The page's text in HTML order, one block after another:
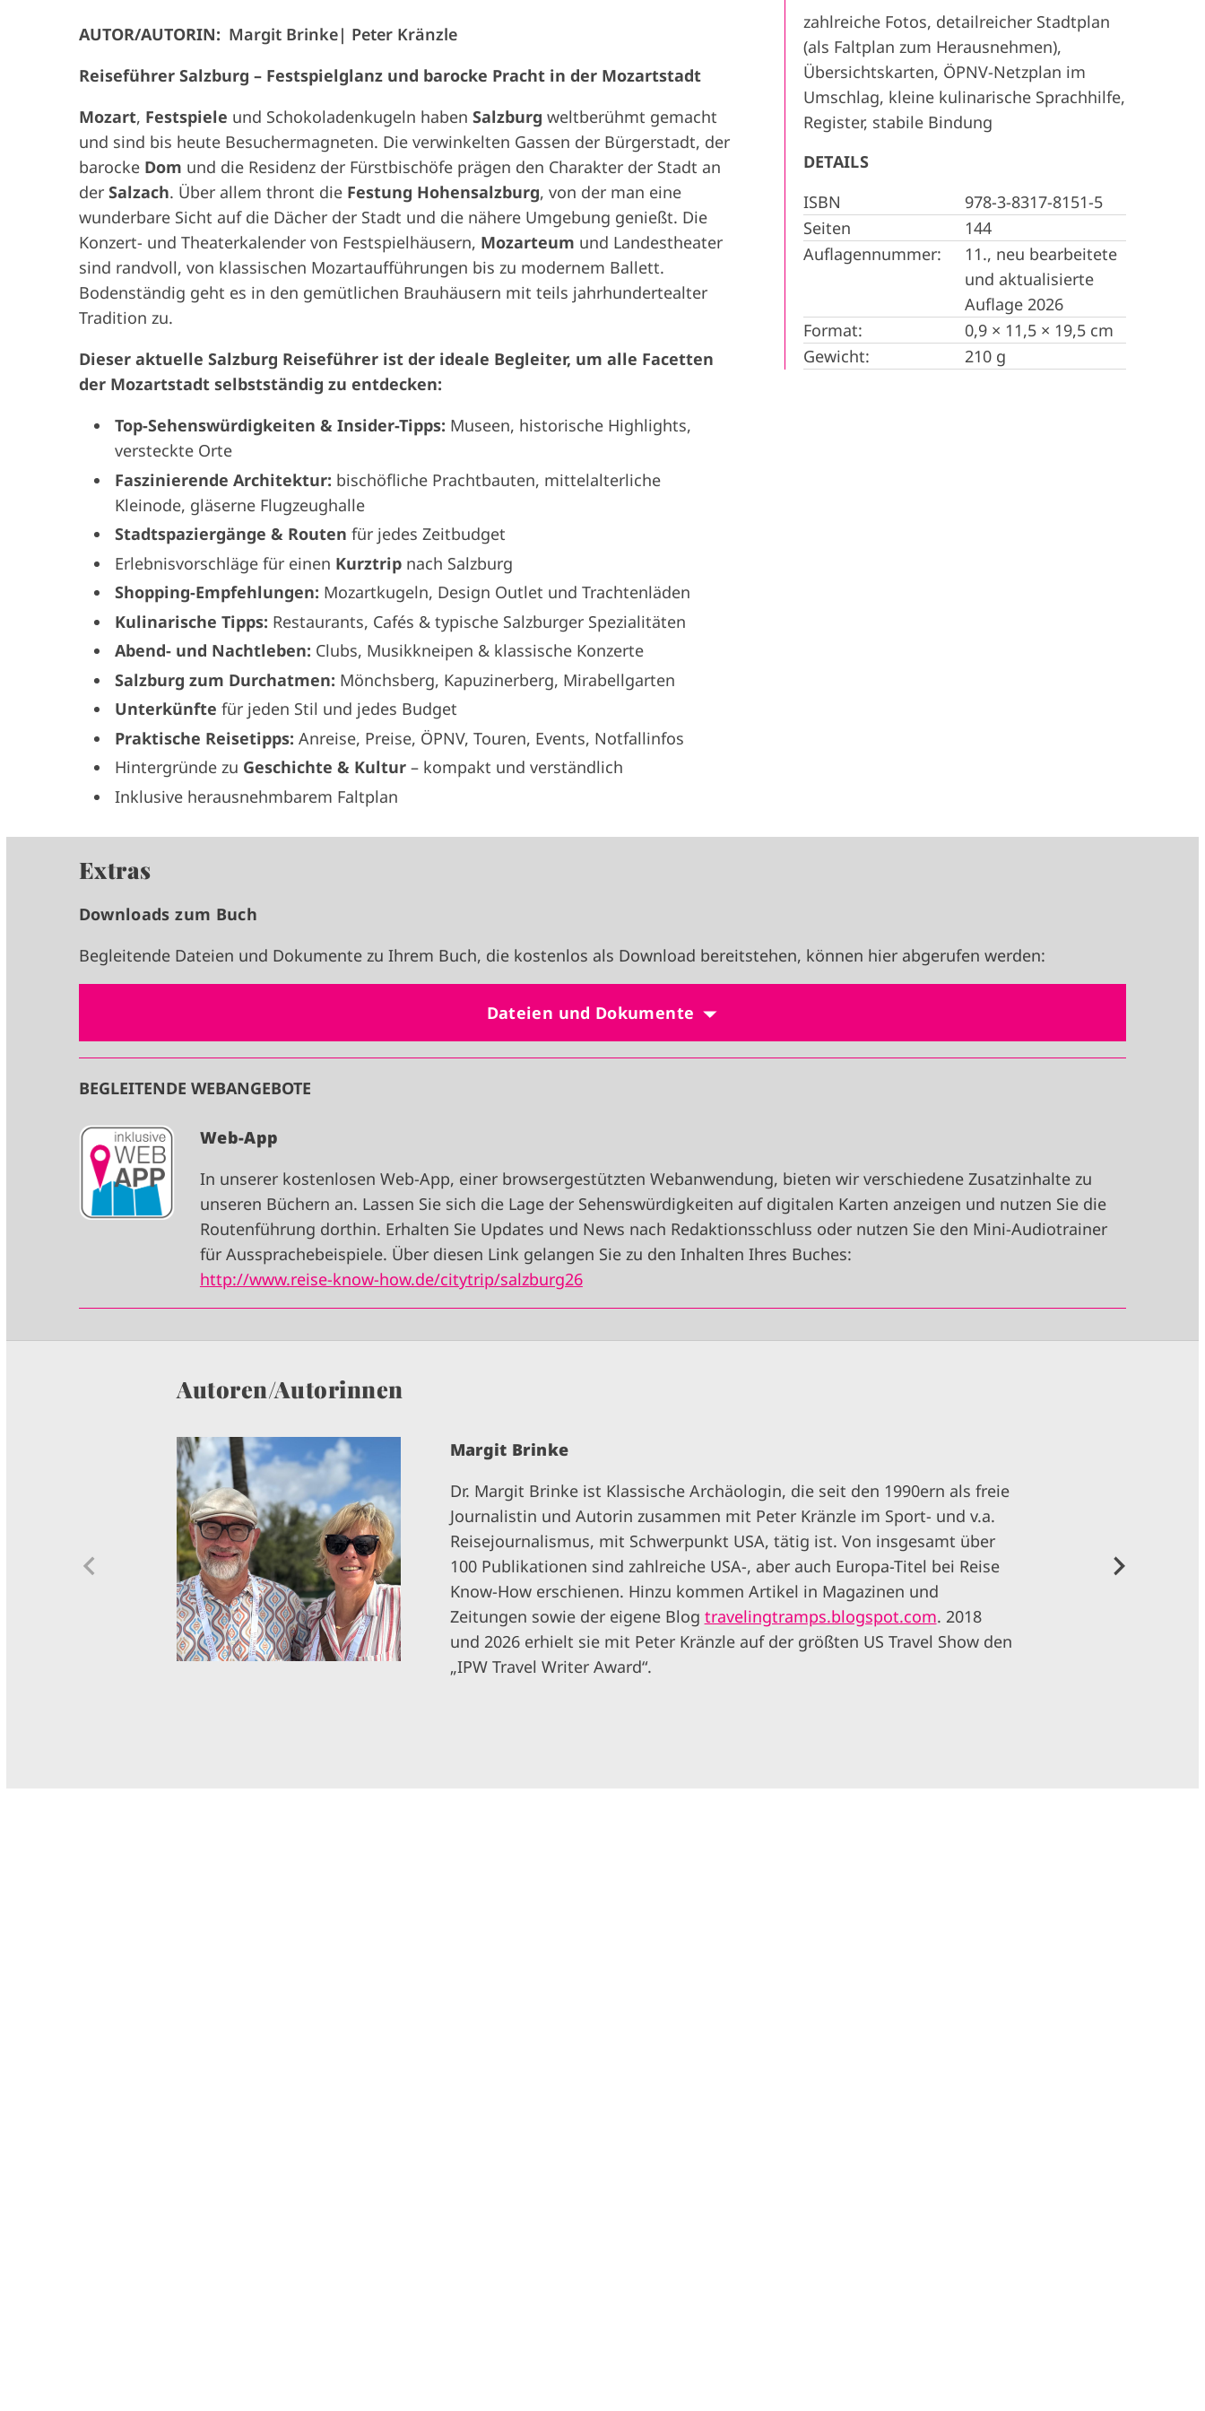
AUTOR/AUTORIN: Margit Brinke
Peter Kränzle
Reiseführer Salzburg – Festspielglanz und barocke Pracht in der Mozartstadt
Mozart, Festspiele und Schokoladenkugeln haben Salzburg weltberühmt gemacht
und sind bis heute Besuchermagneten. Die verwinkelten Gassen der Bürgerstadt, der
barocke Dom und die Residenz der Fürstbischöfe prägen den Charakter der Stadt an
der Salzach. Über allem thront die Festung Hohensalzburg, von der man eine
wunderbare Sicht auf die Dächer der Stadt und die nähere Umgebung genießt. Die
Konzert- und Theaterkalender von Festspielhäusern, Mozarteum und Landestheater
sind randvoll, von klassischen Mozartaufführungen bis zu modernem Ballett.
Bodenständig geht es in den gemütlichen Brauhäusern mit teils jahrhundertealter
Tradition zu.
Dieser aktuelle Salzburg Reiseführer ist der ideale Begleiter, um alle Facetten
der Mozartstadt selbstständig zu entdecken:
Top-Sehenswürdigkeiten & Insider-Tipps: Museen, historische Highlights,
versteckte Orte
Faszinierende Architektur: bischöfliche Prachtbauten, mittelalterliche
Kleinode, gläserne Flugzeughalle
Stadtspaziergänge & Routen für jedes Zeitbudget
Erlebnisvorschläge für einen Kurztrip nach Salzburg
Shopping-Empfehlungen: Mozartkugeln, Design Outlet und Trachtenläden
Kulinarische Tipps: Restaurants, Cafés & typische Salzburger Spezialitäten
Abend- und Nachtleben: Clubs, Musikkneipen & klassische Konzerte
Salzburg zum Durchatmen: Mönchsberg, Kapuzinerberg, Mirabellgarten
Unterkünfte für jeden Stil und jedes Budget
Praktische Reisetipps: Anreise, Preise, ÖPNV, Touren, Events, Notfallinfos
Hintergründe zu Geschichte & Kultur – kompakt und verständlich
Inklusive herausnehmbarem Faltplan
zahlreiche Fotos, detailreicher Stadtplan
(als Faltplan zum Herausnehmen),
Übersichtskarten, ÖPNV-Netzplan im
Umschlag, kleine kulinarische Sprachhilfe,
Register, stabile Bindung
DETAILS
ISBN
978-3-8317-8151-5
Seiten
144
Auflagennummer:
11., neu bearbeitete
und aktualisierte
Auflage 2026
Format:
0,9 × 11,5 × 19,5 cm
Gewicht:
210 g
Extras
Downloads zum Buch
Begleitende Dateien und Dokumente zu Ihrem Buch, die kostenlos als Download bereitstehen, können hier abgerufen werden:
Dateien und Dokumente
BEGLEITENDE WEBANGEBOTE
I
M
G
Web-App
In unserer kostenlosen Web-App, einer browsergestützten Webanwendung, bieten wir verschiedene Zusatzinhalte zu
unseren Büchern an. Lassen Sie sich die Lage der Sehenswürdigkeiten auf digitalen Karten anzeigen und nutzen Sie die
Routenführung dorthin. Erhalten Sie Updates und News nach Redaktionsschluss oder nutzen Sie den Mini-Audiotrainer
für Aussprachebeispiele. Über diesen Link gelangen Sie zu den Inhalten Ihres Buches:
http://www.reise-know-how.de/citytrip/salzburg26
Autoren/Autorinnen
I
M
A
G
E
Margit Brinke
Dr. Margit Brinke ist Klassische Archäologin, die seit den 1990ern als freie
Journalistin und Autorin zusammen mit Peter Kränzle im Sport- und v.a.
Reisejournalismus, mit Schwerpunkt USA, tätig ist. Von insgesamt über
100 Publikationen sind zahlreiche USA-, aber auch Europa-Titel bei Reise
Know-How erschienen. Hinzu kommen Artikel in Magazinen und
Zeitungen sowie der eigene Blog travelingtramps.blogspot.com. 2018
und 2026 erhielt sie mit Peter Kränzle auf der größten US Travel Show den
„IPW Travel Writer Award“.